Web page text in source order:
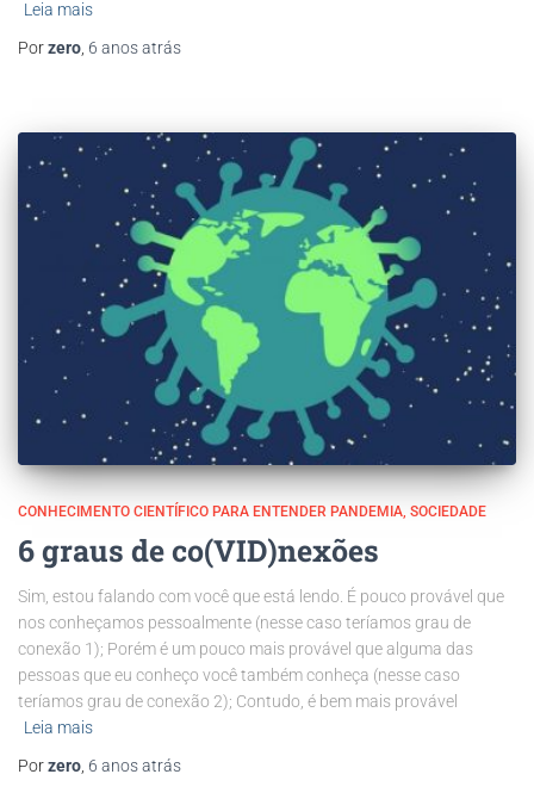
Leia mais
Porzero, 6 anosatrás
CONHECIMENTO CIENTÍFICO PARA ENTENDER PANDEMIA SOCIEDADE
6 graus de co(VID)nexões
Sim, estou falando com você que está lendo. É pouco provável que
nos conheçamos pessoalmente (nesse caso teríamos grau de
conexão 1); Porém é um pouco mais provável que alguma das
pessoas que eu conheço você também conheça (nesse caso
teríamos grau de conexão 2); Contudo, é bem mais provável
Leia mais
Porzero 6 anosatrás